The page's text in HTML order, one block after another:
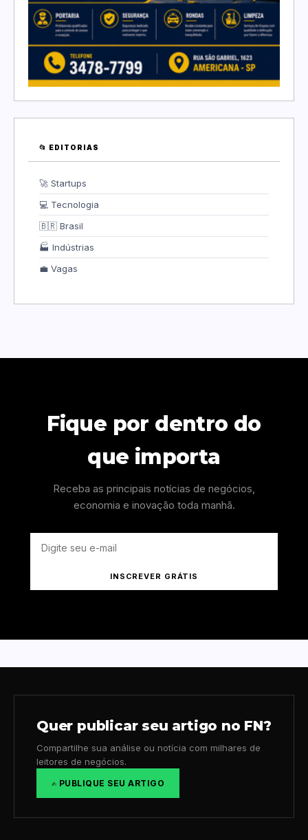
📂 EDITORIAS
🚀 Startups
💻 Tecnologia
🇧🇷 Brasil
🏭 Indústrias
💼 Vagas
Fique por dentro do
que importa
Receba as principais notícias de negócios,
economia e inovação toda manhã.
INSCREVER GRÁTIS
Quer publicar seu artigo no FN?
Compartilhe sua análise ou notícia com milhares de
leitores de negócios.
✍️ PUBLIQUE SEU ARTIGO